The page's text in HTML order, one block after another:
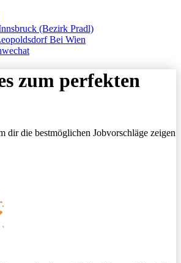
(Bezirk Pradl)
Bei Wien
zum perfekten
dir die bestmöglichen Jobvorschläge zeigen